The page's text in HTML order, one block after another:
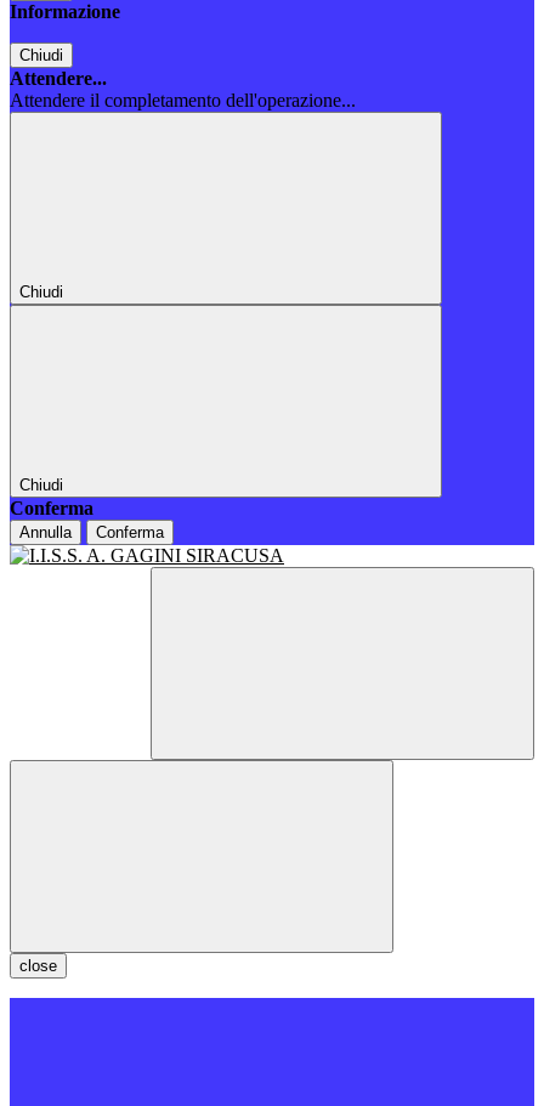
Informazione
Chiudi
Attendere...
Attendere il completamento dell'operazione...
Chiudi
Chiudi
Conferma
Annulla Conferma
close